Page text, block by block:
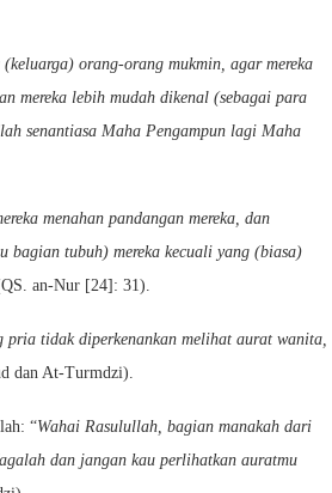
orang-orang mukmin, agar mereka
mereka lebih mudah dikenal (sebagai para
senantiasa Maha Pengampun lagi Maha
menahan pandangan mereka, dan
bagian tubuh) mereka kecuali yang (biasa)
an-Nur [24]: 31).
pria tidak diperkenankan melihat aurat wanita,
dan At-Turmdzi).
“Wahai Rasulullah, bagian manakah dari
dan jangan kau perlihatkan auratmu